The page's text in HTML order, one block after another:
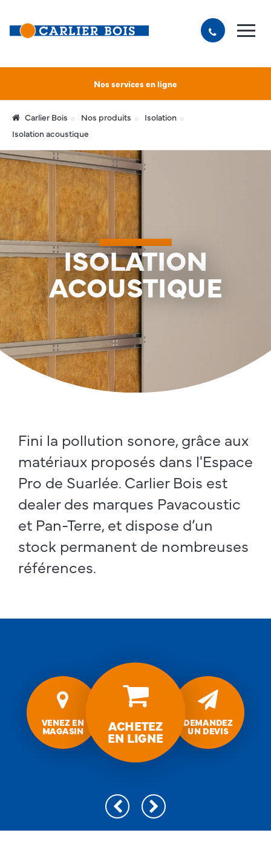
Nos services en ligne
Carlier Bois Nos produits
Isolation
Isolation acoustique
ISOLATION
ACOUSTIQUE
Fini la pollution sonore, grâce aux
matériaux proposés dans l'Espace
Pro de Suarlée. Carlier Bois est
dealer des marques Pavacoustic
et Pan-Terre, et dispose d’un
stock permanent de nombreuses
références.
Venez
en
magasin
VENEZ EN
MAGASIN
Isolation
acoustique
ACHETEZ
EN LIGNE
Demandez
un
devis
DEMANDEZ
UN DEVIS